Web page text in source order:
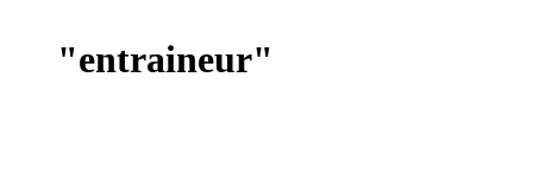
"entraineur"